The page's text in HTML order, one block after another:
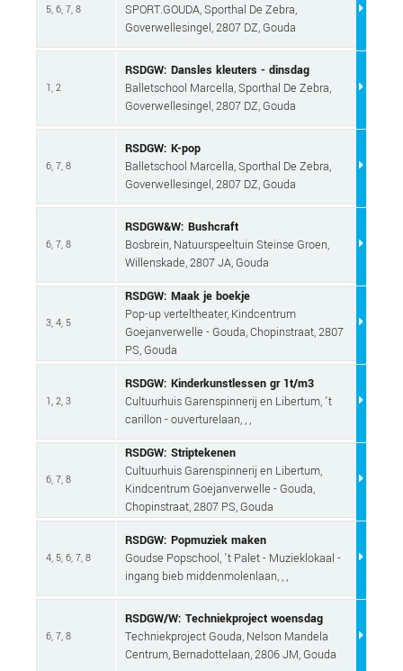
5, 6, 7, 8
SPORT.GOUDA, Sporthal De Zebra,
Goverwellesingel, 2807 DZ, Gouda
1, 2
RSDGW: Dansles kleuters - dinsdag
Balletschool Marcella, Sporthal De Zebra,
Goverwellesingel, 2807 DZ, Gouda
6, 7, 8
RSDGW: K-pop
Balletschool Marcella, Sporthal De Zebra,
Goverwellesingel, 2807 DZ, Gouda
6, 7, 8
RSDGW&W: Bushcraft
Bosbrein, Natuurspeeltuin Steinse Groen,
Willenskade, 2807 JA, Gouda
3, 4, 5
RSDGW: Maak je boekje
Pop-up verteltheater, Kindcentrum
Goejanverwelle - Gouda, Chopinstraat, 2807
PS, Gouda
1, 2, 3
RSDGW: Kinderkunstlessen gr 1t/m3
Cultuurhuis Garenspinnerij en Libertum, 't
carillon - ouverturelaan, , ,
6, 7, 8
RSDGW: Striptekenen
Cultuurhuis Garenspinnerij en Libertum,
Kindcentrum Goejanverwelle - Gouda,
Chopinstraat, 2807 PS, Gouda
4, 5, 6, 7, 8
RSDGW: Popmuziek maken
Goudse Popschool, 't Palet - Muzieklokaal -
ingang bieb middenmolenlaan, , ,
6, 7, 8
RSDGW/W: Techniekproject woensdag
Techniekproject Gouda, Nelson Mandela
Centrum, Bernadottelaan, 2806 JM, Gouda